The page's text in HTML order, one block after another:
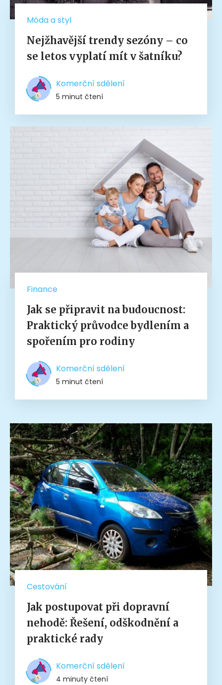
Móda a styl
Nejžhavější trendy sezóny – co
se letos vyplatí mít v šatníku?
Komerční sdělení
5 minut čtení
Finance
Jak se připravit na budoucnost:
Praktický průvodce bydlením a
spořením pro rodiny
Komerční sdělení
5 minut čtení
Cestování
Jak postupovat při dopravní
nehodě: Řešení, odškodnění a
praktické rady
Komerční sdělení
4 minuty čtení